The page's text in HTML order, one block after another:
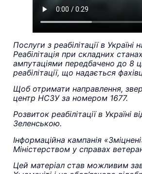
Послуги з реабілітації в
Реабілітація при складних
ампутаціями передбачено до 8
реабілітації, що надається
Щоб отримати направлення,
центр НСЗУ за номером 1677.
Розвиток реабілітації в
Зеленською.
Інформаційна кампанія
Міністерством у справах
Цей матеріал став можливим